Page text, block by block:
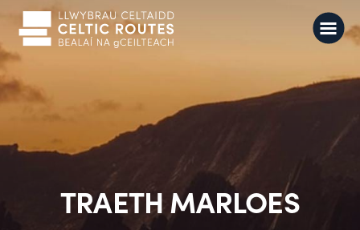
TRAETH MARLOES